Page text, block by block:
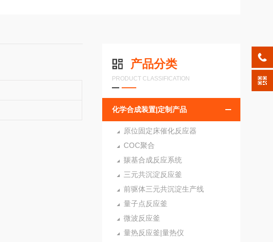
产品分类
PRODUCT CLASSIFICATION
化学合成装置|定制产品
原位固定床催化反应器
COC聚合
羰基合成反应系统
三元共沉淀反应釜
前驱体三元共沉淀生产线
量子点反应釜
微波反应釜
量热反应釜|量热仪